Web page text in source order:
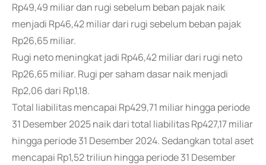
Rp49,49 miliar dan rugi sebelum beban pajak naik
menjadi Rp46,42 miliar dari rugi sebelum beban pajak
Rp26,65 miliar.
Rugi neto meningkat jadi Rp46,42 miliar dari rugi neto
Rp26,65 miliar. Rugi per saham dasar naik menjadi
Rp2,06 dari Rp1,18.
Total liabilitas mencapai Rp429,71 miliar hingga periode
31 Desember 2025 naik dari total liabilitas Rp427,17 miliar
hingga periode 31 Desember 2024. Sedangkan total aset
mencapai Rp1,52 triliun hingga periode 31 Desember